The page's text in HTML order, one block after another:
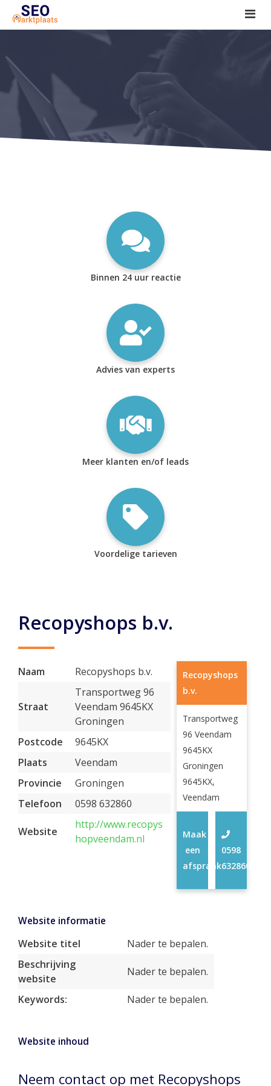
SEO tools reviews
Marketeer bij jou in de buurt?
Offerte
1. Seo voor beginners +
2. Onderzoeken +
Binnen 24 uur reactie
Advies van experts
Meer klanten en/of leads
Voordelige tarieven
Recopyshops b.v.
Naam Recopyshops b.v.
Straat
Transportweg 96
Veendam 9645KX
Groningen
Postcode
9645KX
Plaats
Veendam
Provincie
Groningen
Telefoon
0598 632860
Website
http://www.recopys
hopveendam.nl
Recopyshops
b.v.
Transportweg
96 Veendam
9645KX
Groningen
9645KX,
Veendam
0598
632860
Maak
een
afspraak
Website informatie
Website titel
Nader te bepalen.
Beschrijving
website
Nader te bepalen.
Keywords: Nader te bepalen.
Website inhoud
Neem contact op met Recopyshops